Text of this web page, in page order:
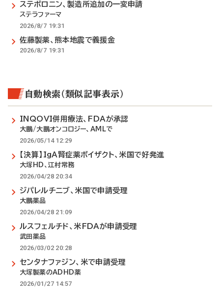
ステボロニン、製造所追加の一変申請
ステラファーマ
2026/8/7 19:31
佐藤製薬、熊本地震で義援金
2026/8/7 19:31
自動検索（類似記事表示）
INQOVI併用療法、FDAが承認
大鵬/大鵬オンコロジー、AMLで
2026/05/14 12:29
【決算】IgA腎症薬ボイザクト、米国で好発進
大塚HD、江村常務
2026/04/28 20:34
ジパレルチニブ、米国で申請受理
大鵬薬品
2026/04/28 21:09
ルスフェルチド、米FDAが申請受理
武田薬品
2026/03/02 20:28
センタナファジン、米で申請受理
大塚製薬のADHD薬
2026/01/27 14:57